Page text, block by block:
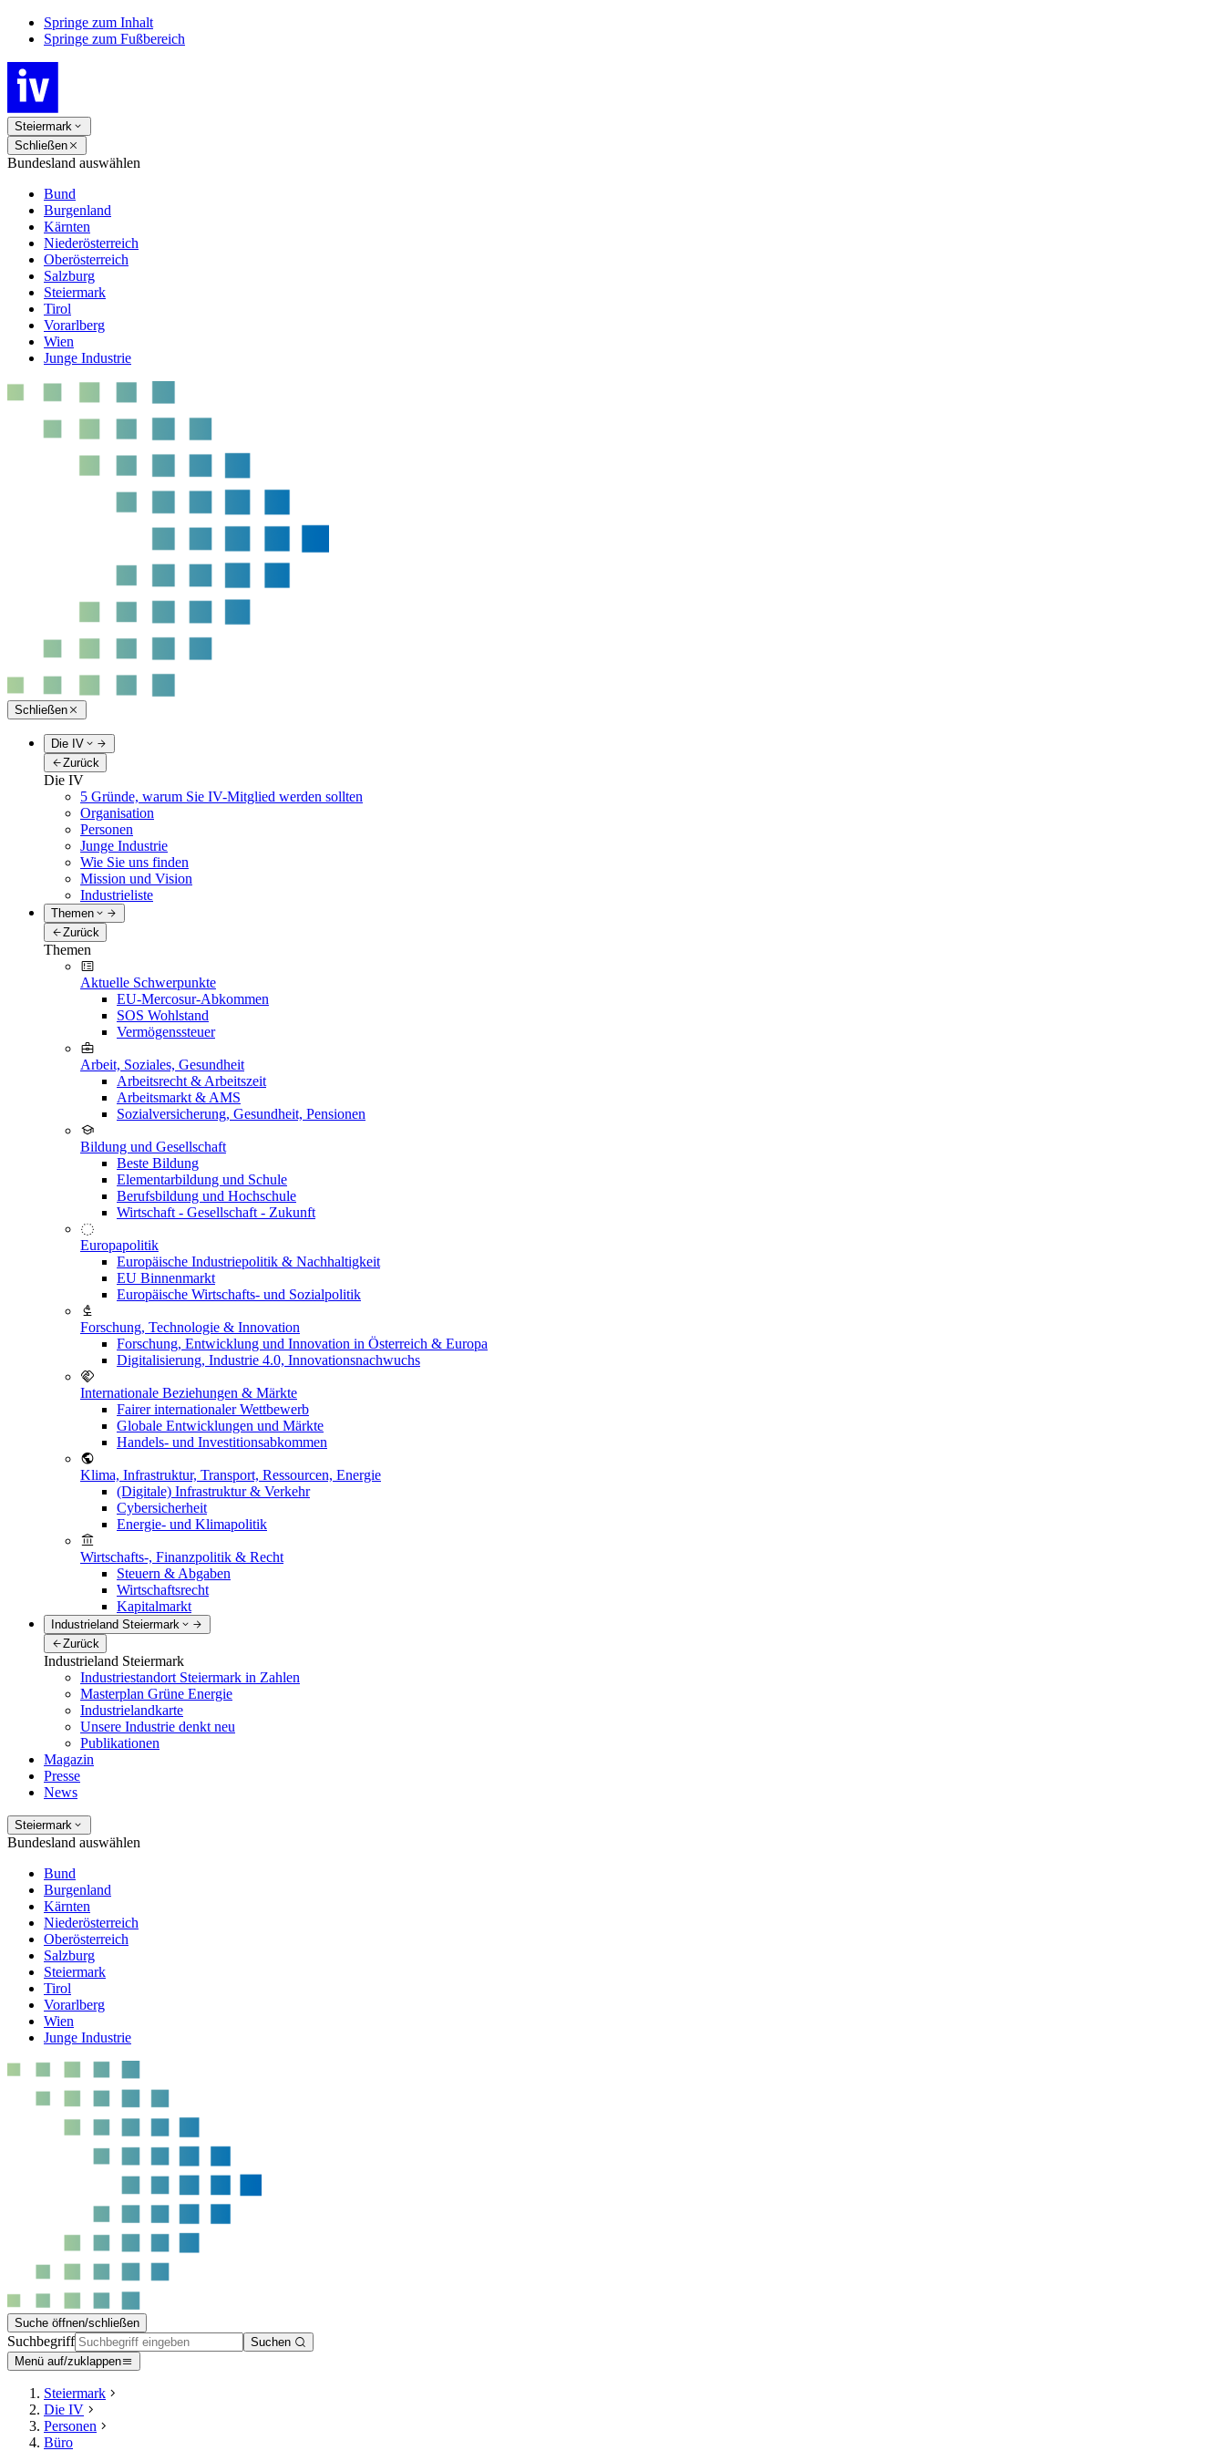
Springe zum Inhalt
Springe zum Fußbereich
Steiermark
Schließen
Bundesland auswählen
Bund
Burgenland
Kärnten
Niederösterreich
Oberösterreich
Salzburg
Steiermark
Tirol
Vorarlberg
Wien
Junge Industrie
Schließen
Die IV
Zurück
Die IV
5 Gründe, warum Sie IV-Mitglied werden sollten
Organisation
Personen
Junge Industrie
Wie Sie uns finden
Mission und Vision
Industrieliste
Themen
Zurück
Themen
Aktuelle Schwerpunkte
EU-Mercosur-Abkommen
SOS Wohlstand
Vermögenssteuer
Arbeit, Soziales, Gesundheit
Arbeitsrecht & Arbeitszeit
Arbeitsmarkt & AMS
Sozialversicherung, Gesundheit, Pensionen
Bildung und Gesellschaft
Beste Bildung
Elementarbildung und Schule
Berufsbildung und Hochschule
Wirtschaft - Gesellschaft - Zukunft
Europapolitik
Europäische Industriepolitik & Nachhaltigkeit
EU Binnenmarkt
Europäische Wirtschafts- und Sozialpolitik
Forschung, Technologie & Innovation
Forschung, Entwicklung und Innovation in Österreich & Europa
Digitalisierung, Industrie 4.0, Innovationsnachwuchs
Internationale Beziehungen & Märkte
Fairer internationaler Wettbewerb
Globale Entwicklungen und Märkte
Handels- und Investitionsabkommen
Klima, Infrastruktur, Transport, Ressourcen, Energie
(Digitale) Infrastruktur & Verkehr
Cybersicherheit
Energie- und Klimapolitik
Wirtschafts-, Finanzpolitik & Recht
Steuern & Abgaben
Wirtschaftsrecht
Kapitalmarkt
Industrieland Steiermark
Zurück
Industrieland Steiermark
Industriestandort Steiermark in Zahlen
Masterplan Grüne Energie
Industrielandkarte
Unsere Industrie denkt neu
Publikationen
Magazin
Presse
News
Steiermark
Bundesland auswählen
Bund
Burgenland
Kärnten
Niederösterreich
Oberösterreich
Salzburg
Steiermark
Tirol
Vorarlberg
Wien
Junge Industrie
Suche öffnen/schließen
Suchbegriff
Suchen
Menü auf/zuklappen
Steiermark
Die IV
Personen
Büro